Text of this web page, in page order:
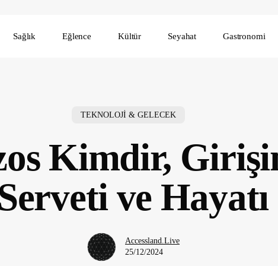
Sağlık Eğlence Kültür Seyahat Gastronomi
TEKNOLOJİ & GELECEK
Kimdir,
ve Hayatı
Accessland.Live
25/12/2024